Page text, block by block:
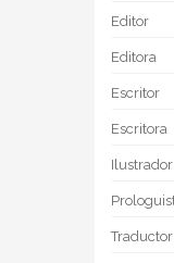
Editor
Editora
Escritor
Escritora
Ilustrador
Traductor